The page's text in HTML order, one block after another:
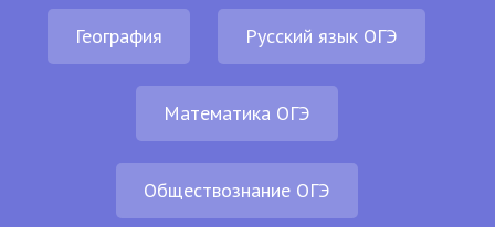
География Русский язык ОГЭ
Математика ОГЭ
Обществознание ОГЭ